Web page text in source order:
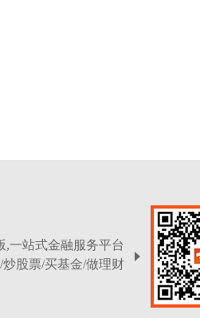
,一站式金融服务平台
炒股票/买基金/做理财